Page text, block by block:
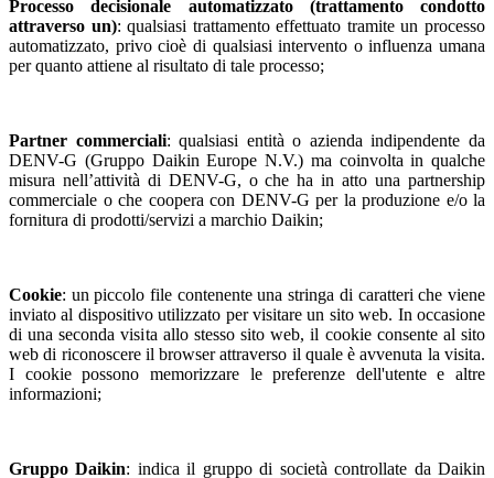
Processo decisionale automatizzato (trattamento condotto
attraverso un): qualsiasi trattamento effettuato tramite un processo
automatizzato, privo cioè di qualsiasi intervento o influenza umana
per quanto attiene al risultato di tale processo;
Partner commerciali: qualsiasi entità o azienda indipendente da
DENV-G (Gruppo Daikin Europe N.V.) ma coinvolta in qualche
misura nell’attività di DENV-G, o che ha in atto una partnership
commerciale o che coopera con DENV-G per la produzione e/o la
fornitura di prodotti/servizi a marchio Daikin;
Cookie: un piccolo file contenente una stringa di caratteri che viene
inviato al dispositivo utilizzato per visitare un sito web. In occasione
di una seconda visita allo stesso sito web, il cookie consente al sito
web di riconoscere il browser attraverso il quale è avvenuta la visita.
I cookie possono memorizzare le preferenze dell'utente e altre
informazioni;
Gruppo Daikin: indica il gruppo di società controllate da Daikin